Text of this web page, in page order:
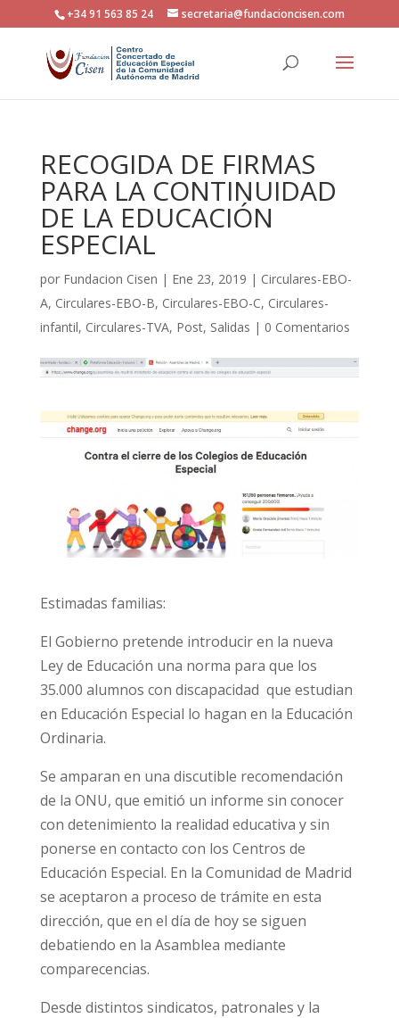
+34 91 563 85 24 secretaria@fundacioncisen.com
RECOGIDA DE FIRMAS
PARA LA CONTINUIDAD
DE LA EDUCACIÓN
ESPECIAL
por Fundacion Cisen | Ene 23, 2019 | Circulares-EBO-
A, Circulares-EBO-B, Circulares-EBO-C, Circulares-
infantil, Circulares-TVA, Post, Salidas | 0 Comentarios
Estimadas familias:
El Gobierno pretende introducir en la nueva
Ley de Educación una norma para que los
35.000 alumnos con discapacidad que estudian
en Educación Especial lo hagan en la Educación
Ordinaria.
Se amparan en una discutible recomendación
de la ONU, que emitió un informe sin conocer
con detenimiento la realidad educativa y sin
ponerse en contacto con los Centros de
Educación Especial. En la Comunidad de Madrid
se aceptaron a proceso de trámite en esta
dirección, que en el día de hoy se siguen
debatiendo en la Asamblea mediante
comparecencias.
Desde distintos sindicatos, patronales y la